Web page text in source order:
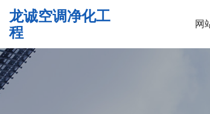
龙诚空调净化工
程
网